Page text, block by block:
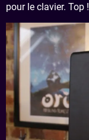
pour le clavier. Top !